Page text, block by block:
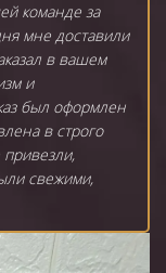
команде за
мне доставили
в вашем
и
был оформлен
в строго
свежими,